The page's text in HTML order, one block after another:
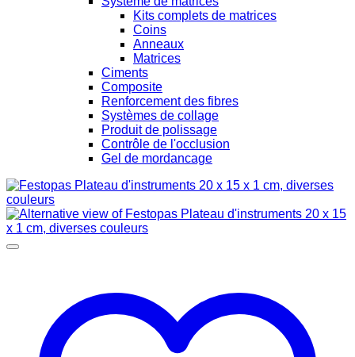
Kits complets de matrices
Coins
Anneaux
Matrices
Ciments
Composite
Renforcement des fibres
Systèmes de collage
Produit de polissage
Contrôle de l'occlusion
Gel de mordancage